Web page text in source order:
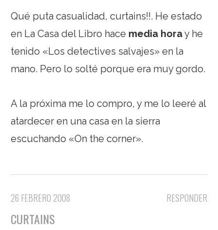
Qué puta casualidad, curtains!!. He estado
en La Casa del Libro hace media horay he
tenido «Los detectives salvajes» en la
mano. Pero lo solté porque era muy gordo.
A la próxima me lo compro, y me lo leeré al
atardecer en una casa en la sierra
escuchando «On the corner».
RESPONDER
26 FEBRERO 2008
CURTAINS